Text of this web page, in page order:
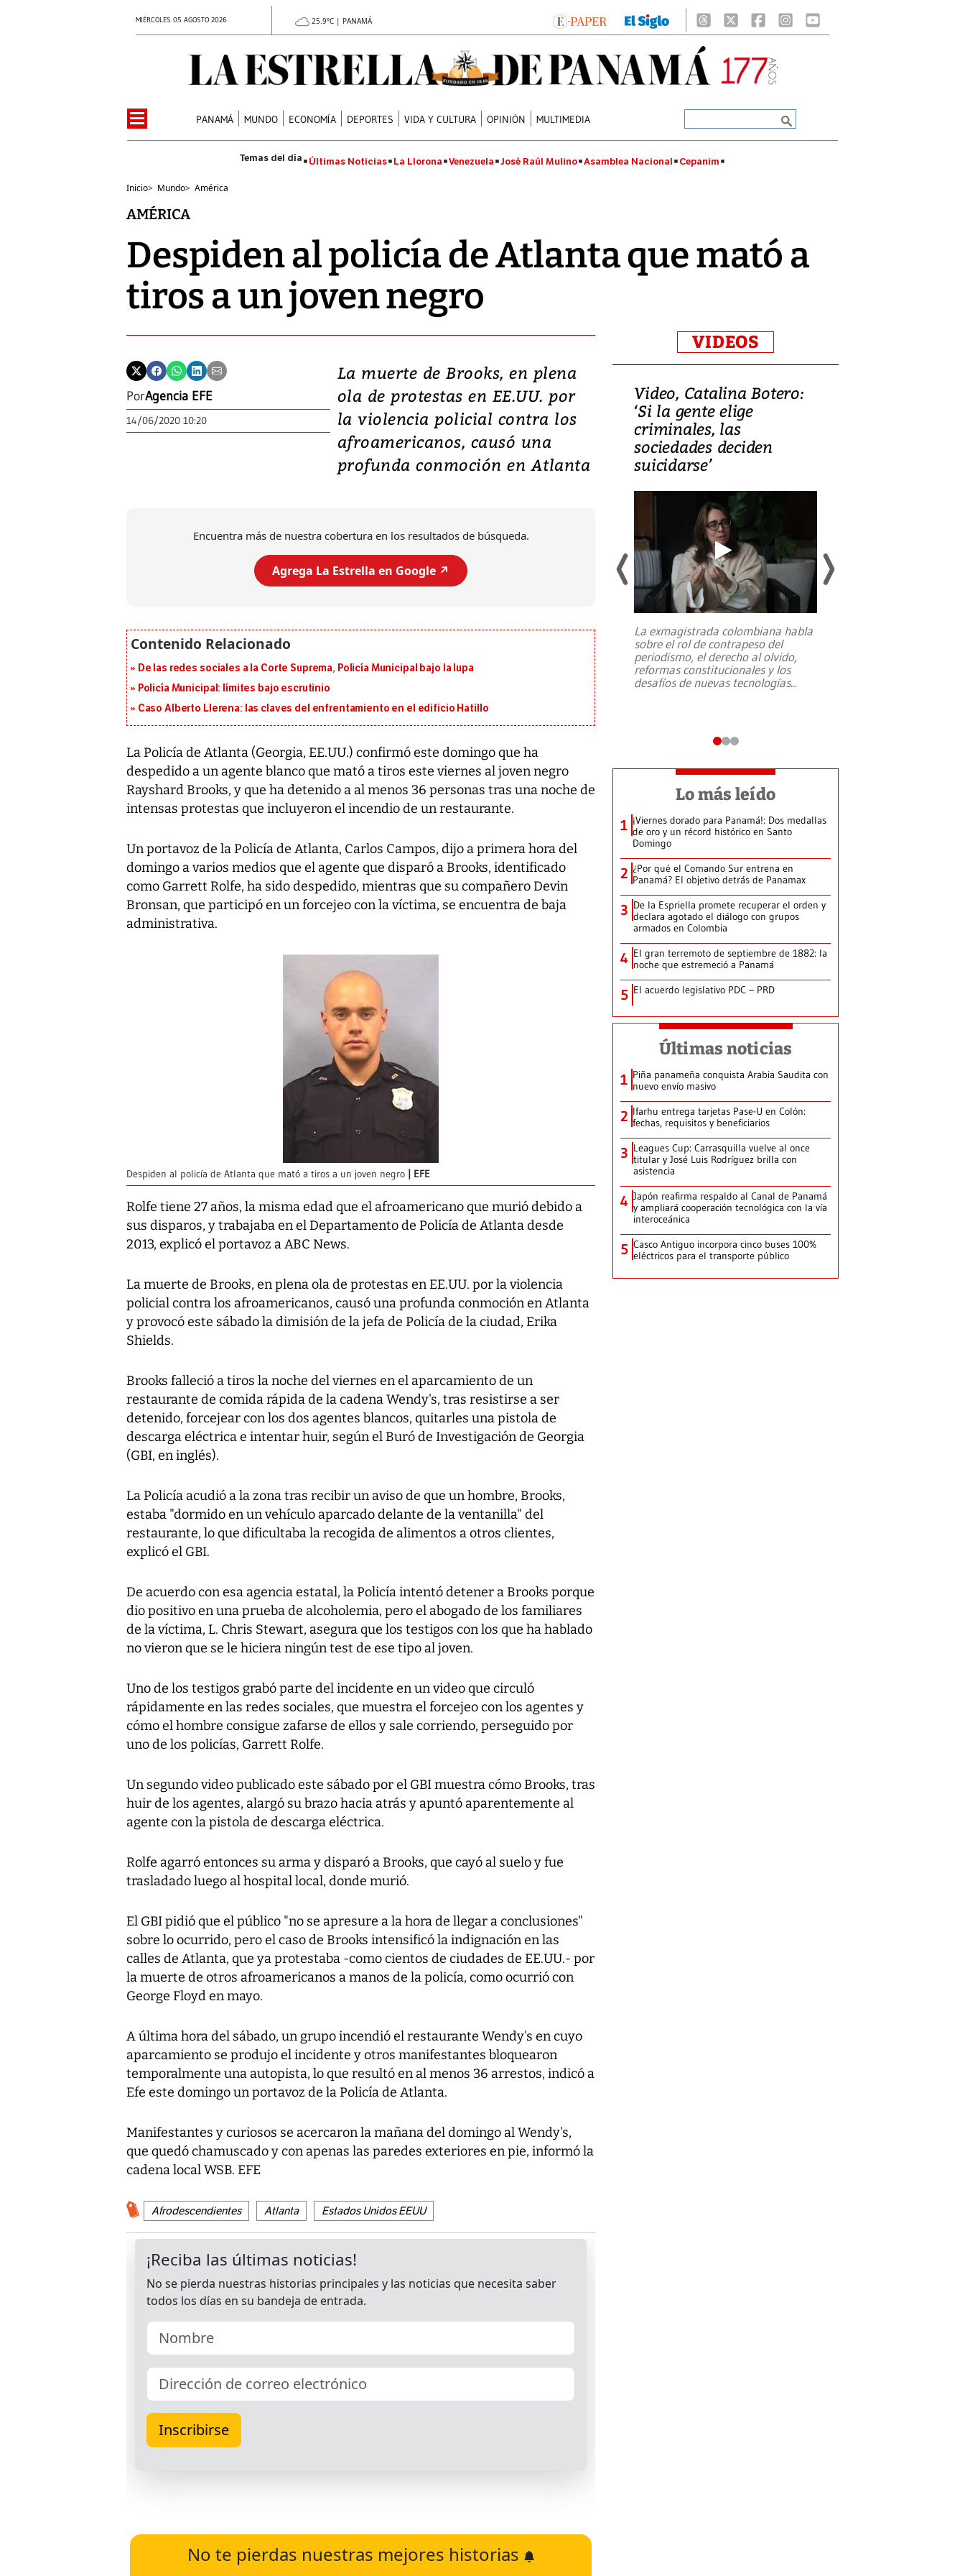
MIÉRCOLES 05 AGOSTO 2026 25.9°C | PANAMÁ
PANAMÁ MUNDO ECONOMÍA DEPORTES VIDA Y CULTURA OPINIÓN MULTIMEDIA
Últimas Noticias La Llorona Venezuela José Raúl Mulino Asamblea Nacional Cepanim
Inicio> Mundo> América
AMÉRICA
Despiden al policía de Atlanta que mató a
tiros a un joven negro
PorAgencia EFE
14/06/2020 10:20
La muerte de Brooks, en plena
ola de protestas en EE.UU. por
la violencia policial contra los
afroamericanos, causó una
profunda conmoción en Atlanta
Encuentra más de nuestra cobertura en los resultados de búsqueda.
Agrega La Estrella en Google ↗️
De las redes sociales a la Corte Suprema, Policía Municipal bajo la lupa
Policía Municipal: límites bajo escrutinio
Caso Alberto Llerena: las claves del enfrentamiento en el edificio Hatillo
La Policía de Atlanta (Georgia, EE.UU.) confirmó este domingo que ha
despedido a un agente blanco que mató a tiros este viernes al joven negro
Rayshard Brooks, y que ha detenido a al menos 36 personas tras una noche de
intensas protestas que incluyeron el incendio de un restaurante.
Un portavoz de la Policía de Atlanta, Carlos Campos, dijo a primera hora del
domingo a varios medios que el agente que disparó a Brooks, identificado
como Garrett Rolfe, ha sido despedido, mientras que su compañero Devin
Bronsan, que participó en un forcejeo con la víctima, se encuentra de baja
administrativa.
Despiden al policía de Atlanta que mató a tiros a un joven negro EFE
Rolfe tiene 27 años, la misma edad que el afroamericano que murió debido a
sus disparos, y trabajaba en el Departamento de Policía de Atlanta desde
2013, explicó el portavoz a ABC News.
La muerte de Brooks, en plena ola de protestas en EE.UU. por la violencia
policial contra los afroamericanos, causó una profunda conmoción en Atlanta
y provocó este sábado la dimisión de la jefa de Policía de la ciudad, Erika
Shields.
Brooks falleció a tiros la noche del viernes en el aparcamiento de un
restaurante de comida rápida de la cadena Wendy's, tras resistirse a ser
detenido, forcejear con los dos agentes blancos, quitarles una pistola de
descarga eléctrica e intentar huir, según el Buró de Investigación de Georgia
(GBI, en inglés).
La Policía acudió a la zona tras recibir un aviso de que un hombre, Brooks,
estaba "dormido en un vehículo aparcado delante de la ventanilla" del
restaurante, lo que dificultaba la recogida de alimentos a otros clientes,
explicó el GBI.
De acuerdo con esa agencia estatal, la Policía intentó detener a Brooks porque
dio positivo en una prueba de alcoholemia, pero el abogado de los familiares
de la víctima, L. Chris Stewart, asegura que los testigos con los que ha hablado
no vieron que se le hiciera ningún test de ese tipo al joven.
Uno de los testigos grabó parte del incidente en un video que circuló
rápidamente en las redes sociales, que muestra el forcejeo con los agentes y
cómo el hombre consigue zafarse de ellos y sale corriendo, perseguido por
uno de los policías, Garrett Rolfe.
Un segundo video publicado este sábado por el GBI muestra cómo Brooks, tras
huir de los agentes, alargó su brazo hacia atrás y apuntó aparentemente al
agente con la pistola de descarga eléctrica.
Rolfe agarró entonces su arma y disparó a Brooks, que cayó al suelo y fue
trasladado luego al hospital local, donde murió.
El GBI pidió que el público "no se apresure a la hora de llegar a conclusiones"
sobre lo ocurrido, pero el caso de Brooks intensificó la indignación en las
calles de Atlanta, que ya protestaba -como cientos de ciudades de EE.UU.- por
la muerte de otros afroamericanos a manos de la policía, como ocurrió con
George Floyd en mayo.
A última hora del sábado, un grupo incendió el restaurante Wendy's en cuyo
aparcamiento se produjo el incidente y otros manifestantes bloquearon
temporalmente una autopista, lo que resultó en al menos 36 arrestos, indicó a
Efe este domingo un portavoz de la Policía de Atlanta.
Manifestantes y curiosos se acercaron la mañana del domingo al Wendy's,
que quedó chamuscado y con apenas las paredes exteriores en pie, informó la
cadena local WSB. EFE
Afrodescendientes Atlanta Estados Unidos EEUU
No te pierdas nuestras mejores historias
VIDEOS
Video, Japón: Terremoto
deja heridos y graves
daños en Kumamoto
al sur de Japón, provocando una
Video, Catalina Botero:
‘Si la gente elige
criminales, las
sociedades deciden
suicidarse’
La exmagistrada colombiana habla
sobre el rol de contrapeso del
periodismo, el derecho al olvido,
reformas constitucionales y los
desafíos de nuevas tecnologías...
Lo más leído
1 ¡Viernes dorado para Panamá!: Dos medallas
de oro y un récord histórico en Santo
Domingo
2 ¿Por qué el Comando Sur entrena en
Panamá? El objetivo detrás de Panamax
3 De la Espriella promete recuperar el orden y
declara agotado el diálogo con grupos
armados en Colombia
4 El gran terremoto de septiembre de 1882: la
noche que estremeció a Panamá
5 El acuerdo legislativo PDC – PRD
Últimas noticias
1 Piña panameña conquista Arabia Saudita con
nuevo envío masivo
2 Ifarhu entrega tarjetas Pase-U en Colón:
fechas, requisitos y beneficiarios
3 Leagues Cup: Carrasquilla vuelve al once
titular y José Luis Rodríguez brilla con
asistencia
4 Japón reafirma respaldo al Canal de Panamá
y ampliará cooperación tecnológica con la vía
interoceánica
5 Casco Antiguo incorpora cinco buses 100%
eléctricos para el transporte público